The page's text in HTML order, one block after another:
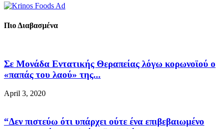
Πιο Διαβασμένα
Σε Μονάδα Εντατικής Θεραπείας λόγω κορωνοϊού ο
«παπάς του λαού» της...
April 3, 2020
“Δεν πιστεύω ότι υπάρχει ούτε ένα επιβεβαιωμένο